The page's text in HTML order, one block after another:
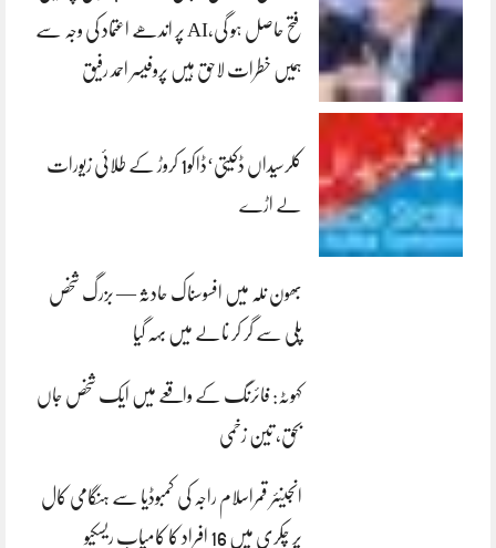
فتح حاصل ہو گی،AI پر اندھے اعتماد کی وجہ سے
ہمیں خطرات لاحق ہیں پروفیسر احمد رفیق
کلرسیداں ڈکیتی‘ڈاکو1 کروڑ کے طلائی زیورات
لے اڑے
بھون نلہ میں افسوسناک حادثہ — بزرگ شخص
پلی سے گر کر نالے میں بہہ گیا
کہوٹہ: فائرنگ کے واقعے میں ایک شخص جاں
بحق، تین زخمی
انجینئر قمراسلام راجہ کی کمبوڈیا سے ہنگامی کال
پر چکری میں 16 افراد کا کامیاب ریسکیو